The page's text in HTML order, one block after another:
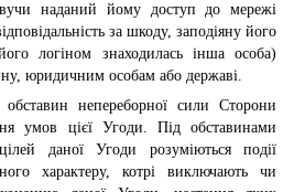
наданий йому доступ до мережі
за шкоду, заподіяну його
логіном знаходилась інша особа)
юридичним особам або державі.
непереборної сили Сторони
умов цієї Угоди. Під обставинами
даної Угоди розуміються події
характеру, котрі виключають чи